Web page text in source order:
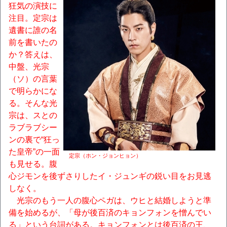
定宗（ホン・ジョンヒョン）
狂気の演技に
注目。定宗は
遺書に誰の名
前を書いたの
か？答えは、
中盤、光宗
（ソ）の言葉
で明らかにな
る。そんな光
宗は、スとの
ラブラブシー
ンの裏で“狂っ
た皇帝”の一面
も見せる。腹
心ジモンを後ずさりしたイ・ジュンギの鋭い目をお見逃
しなく。
光宗のもう一人の腹心ペガは、ウヒと結婚しようと準
備を始めるが、「母が後百済のキョンフォンを憎んでい
る」という台詞がある。キョンフォンとは後百済の王、